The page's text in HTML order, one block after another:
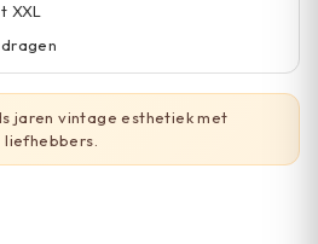
jaren vintage esthetiek met